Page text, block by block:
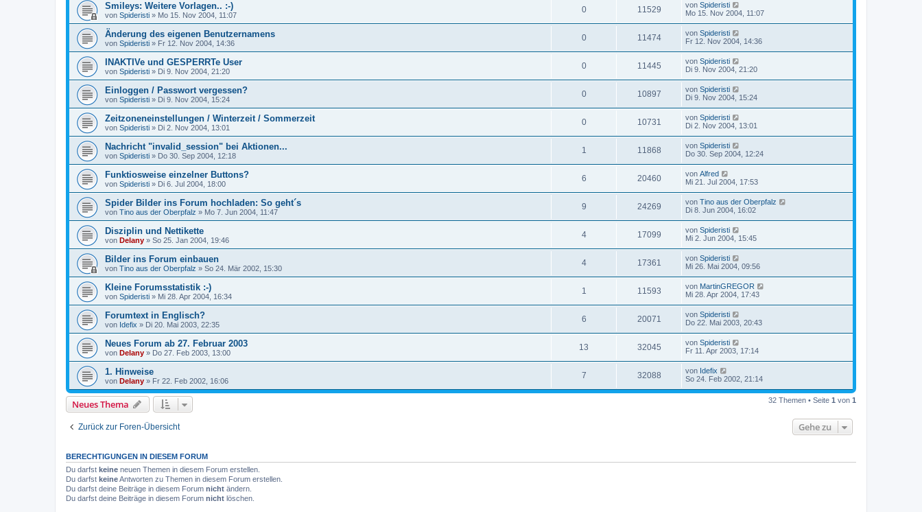
Smileys: Weitere Vorlagen.. :-)
von Spideristi » Mo 15. Nov 2004, 11:07
0 11529 von Spideristi
Mo 15. Nov 2004, 11:07
Änderung des eigenen Benutzernamens
von Spideristi » Fr 12. Nov 2004, 14:36
0 11474 von Spideristi
Fr 12. Nov 2004, 14:36
INAKTIVe und GESPERRTe User
von Spideristi » Di 9. Nov 2004, 21:20
0 11445 von Spideristi
Di 9. Nov 2004, 21:20
Einloggen / Passwort vergessen?
von Spideristi » Di 9. Nov 2004, 15:24
0 10897 von Spideristi
Di 9. Nov 2004, 15:24
Zeitzoneneinstellungen / Winterzeit / Sommerzeit
von Spideristi » Di 2. Nov 2004, 13:01
0 10731 von Spideristi
Di 2. Nov 2004, 13:01
Nachricht "invalid_session" bei Aktionen...
von Spideristi » Do 30. Sep 2004, 12:18
1 11868 von Spideristi
Do 30. Sep 2004, 12:24
Funktiosweise einzelner Buttons?
von Spideristi » Di 6. Jul 2004, 18:00
6 20460 von Alfred
Mi 21. Jul 2004, 17:53
Spider Bilder ins Forum hochladen: So geht´s
von Tino aus der Oberpfalz » Mo 7. Jun 2004, 11:47
9 24269 von Tino aus der Oberpfalz
Di 8. Jun 2004, 16:02
Disziplin und Nettikette
von Delany » So 25. Jan 2004, 19:46
4 17099 von Spideristi
Mi 2. Jun 2004, 15:45
Bilder ins Forum einbauen
von Tino aus der Oberpfalz » So 24. Mär 2002, 15:30
4 17361 von Spideristi
Mi 26. Mai 2004, 09:56
Kleine Forumsstatistik :-)
von Spideristi » Mi 28. Apr 2004, 16:34
1 11593 von MartinGREGOR
Mi 28. Apr 2004, 17:43
Forumtext in Englisch?
von Idefix » Di 20. Mai 2003, 22:35
6 20071 von Spideristi
Do 22. Mai 2003, 20:43
Neues Forum ab 27. Februar 2003
von Delany » Do 27. Feb 2003, 13:00
13 32045 von Spideristi
Fr 11. Apr 2003, 17:14
1. Hinweise
von Delany » Fr 22. Feb 2002, 16:06
7 32088 von Idefix
So 24. Feb 2002, 21:14
Neues Thema 32 Themen • Seite 1 von 1
Zurück zur Foren-Übersicht Gehe zu
BERECHTIGUNGEN IN DIESEM FORUM
Du darfst keine neuen Themen in diesem Forum erstellen.
Du darfst keineAntworten zu Themen in diesem Forum erstellen.
Du darfst deine Beiträge in diesem Forum nicht ändern.
Du darfst deine Beiträge in diesem Forum nicht löschen.